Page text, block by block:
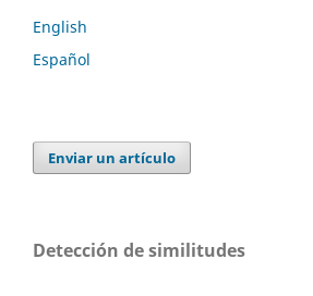
English
Español
Enviar un artículo
Detección de similitudes